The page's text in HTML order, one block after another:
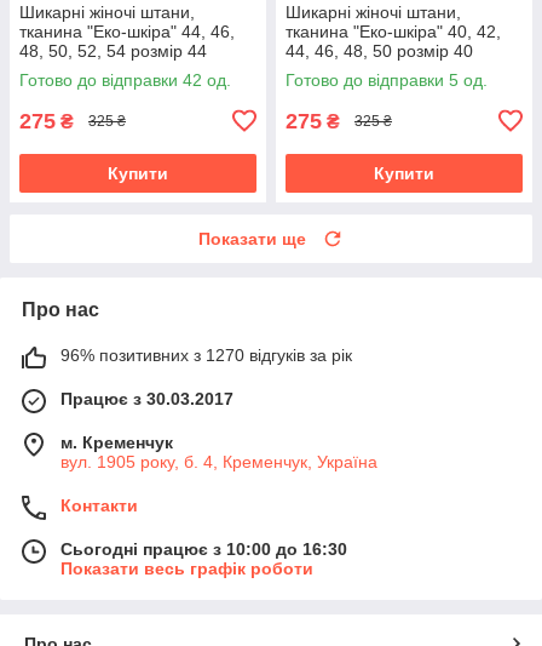
Шикарні жіночі штани,
тканина "Еко-шкіра" 44, 46,
48, 50, 52, 54 розмір 44
Готово до відправки 42 од.
275 ₴ 325 ₴
Купити
Шикарні жіночі штани,
тканина "Еко-шкіра" 40, 42,
44, 46, 48, 50 розмір 40
Готово до відправки 5 од.
275 ₴ 325 ₴
Купити
Показати ще
Про нас
96% позитивних з 1270 відгуків за рік
Працює з 30.03.2017
м. Кременчук
вул. 1905 року, б. 4, Кременчук, Україна
Контакти
Сьогодні працює з 10:00 до 16:30
Показати весь графік роботи